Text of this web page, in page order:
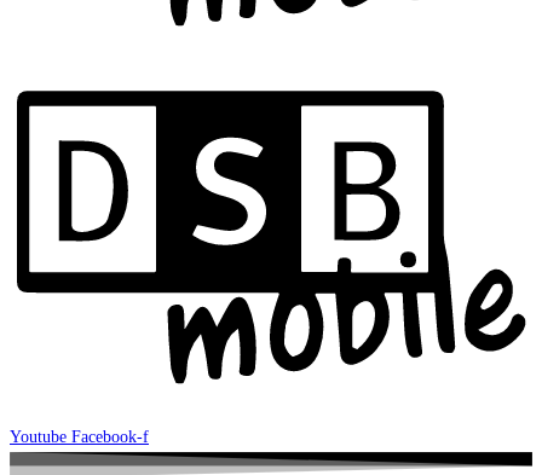
Youtube Facebook-f